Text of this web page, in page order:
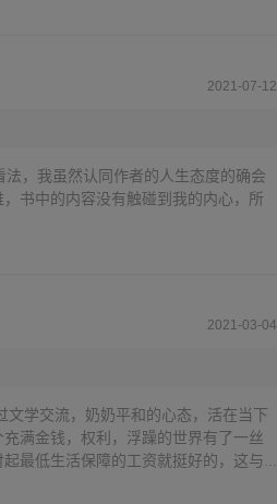
2021-07-12
，我虽然认同作者的人生态度的确会
书中的内容没有触碰到我的内心，所
2021-03-04
学交流，奶奶平和的心态，活在当下
满金钱，权利，浮躁的世界有了一丝
最低生活保障的工资就挺好的，这与
生来就是一个人，我们其实需要的并